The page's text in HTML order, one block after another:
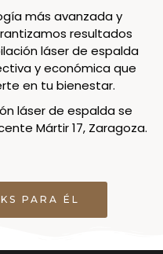
más avanzada y
resultados
láser de espalda
y económica que
en tu bienestar.
láser de espalda se
Mártir 17, Zaragoza.
PARA ÉL